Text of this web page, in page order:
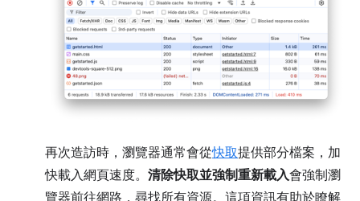
再次造訪時，瀏覽器通常會從快取提供部分檔案，加
快載入網頁速度。 清除快取並強制重新載入會強制瀏
覽器前往網路，尋找所有資源。這項資訊有助於瞭解